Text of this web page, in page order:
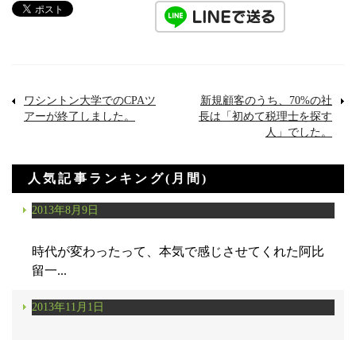
ワシントン大学でのCPAツ
アーが終了しました。
新規顧客のうち、70%の社
長は「初めて税理士を探す
人」でした。
人気記事ランキング(月間)
2013年8月9日
時代が変わったって、本気で感じさせてくれた阿比
留一...
2013年11月1日